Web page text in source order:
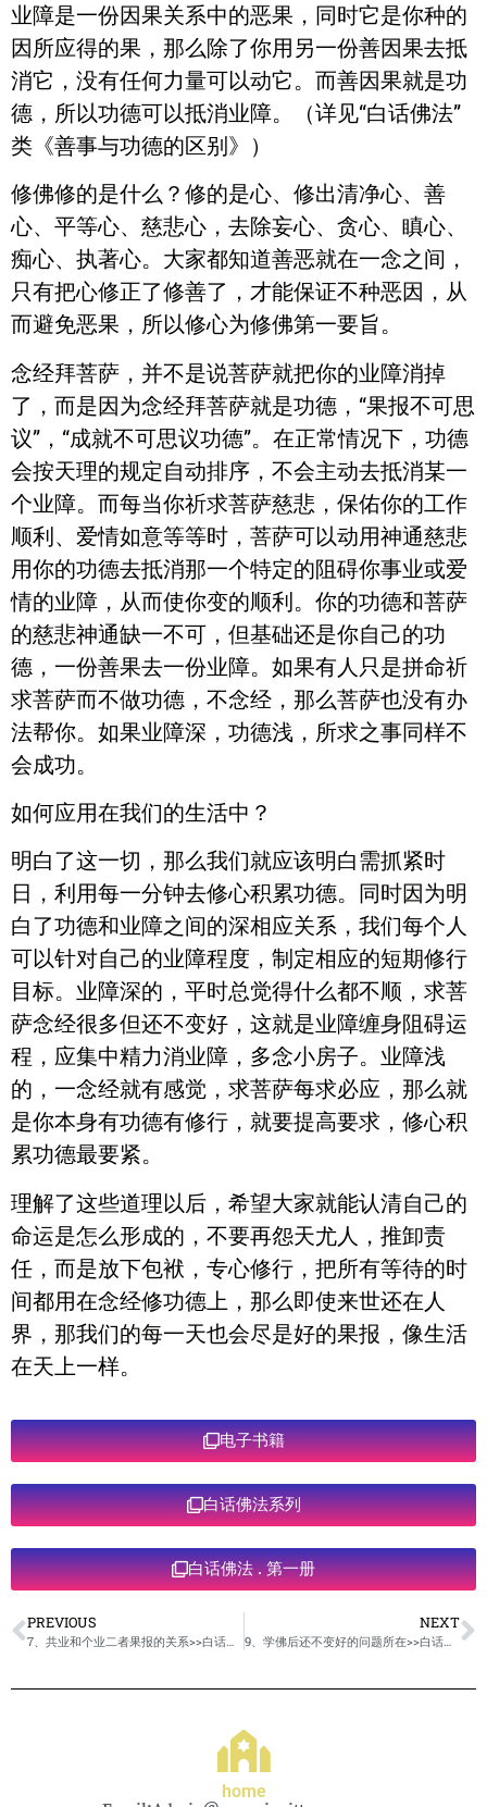
业障是一份因果关系中的恶果，同时它是你种的
因所应得的果，那么除了你用另一份善因果去抵
消它，没有任何力量可以动它。而善因果就是功
德，所以功德可以抵消业障。（详见“白话佛法”
类《善事与功德的区别》）
修佛修的是什么？修的是心、修出清净心、善
心、平等心、慈悲心，去除妄心、贪心、瞋心、
痴心、执著心。大家都知道善恶就在一念之间，
只有把心修正了修善了，才能保证不种恶因，从
而避免恶果，所以修心为修佛第一要旨。
念经拜菩萨，并不是说菩萨就把你的业障消掉
了，而是因为念经拜菩萨就是功德，“果报不可思
议”，“成就不可思议功德”。在正常情况下，功德
会按天理的规定自动排序，不会主动去抵消某一
个业障。而每当你祈求菩萨慈悲，保佑你的工作
顺利、爱情如意等等时，菩萨可以动用神通慈悲
用你的功德去抵消那一个特定的阻碍你事业或爱
情的业障，从而使你变的顺利。你的功德和菩萨
的慈悲神通缺一不可，但基础还是你自己的功
德，一份善果去一份业障。如果有人只是拼命祈
求菩萨而不做功德，不念经，那么菩萨也没有办
法帮你。如果业障深，功德浅，所求之事同样不
会成功。
如何应用在我们的生活中？
明白了这一切，那么我们就应该明白需抓紧时
日，利用每一分钟去修心积累功德。同时因为明
白了功德和业障之间的深相应关系，我们每个人
可以针对自己的业障程度，制定相应的短期修行
目标。业障深的，平时总觉得什么都不顺，求菩
萨念经很多但还不变好，这就是业障缠身阻碍运
程，应集中精力消业障，多念小房子。业障浅
的，一念经就有感觉，求菩萨每求必应，那么就
是你本身有功德有修行，就要提高要求，修心积
累功德最要紧。
理解了这些道理以后，希望大家就能认清自己的
命运是怎么形成的，不要再怨天尤人，推卸责
任，而是放下包袱，专心修行，把所有等待的时
间都用在念经修功德上，那么即使来世还在人
界，那我们的每一天也会尽是好的果报，像生活
在天上一样。
电子书籍
白话佛法系列
白话佛法 . 第一册
PREVIOUS
7、共业和个业二者果报的关系>>白话佛法 >>第一册
NEXT
9、学佛后还不变好的问题所在>>白话佛法 >>第一册
home